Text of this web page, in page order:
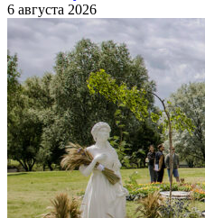
6 августа 2026